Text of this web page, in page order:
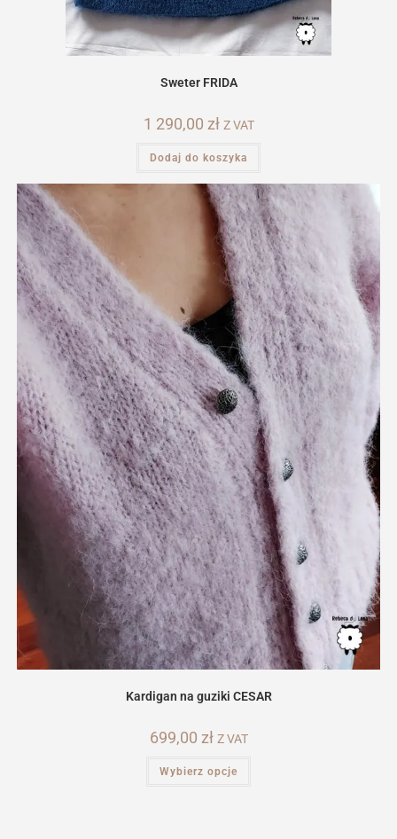
Sweter FRIDA
1 290,00 zł Z VAT
Dodaj do koszyka
Kardigan na guziki CESAR
699,00 zł Z VAT
Wybierz opcje